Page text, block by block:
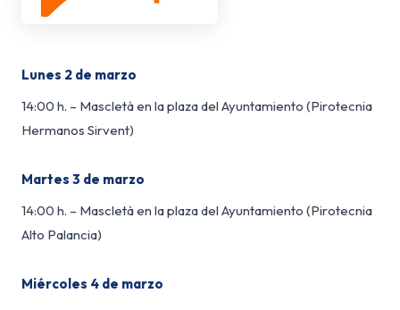
Lunes 2 de marzo
14:00 h. – Mascletà en la plaza del Ayuntamiento (Pirotecnia
Hermanos Sirvent)
Martes 3 de marzo
14:00 h. – Mascletà en la plaza del Ayuntamiento (Pirotecnia
Alto Palancia)
Miércoles 4 de marzo